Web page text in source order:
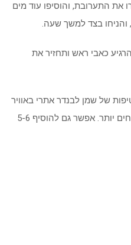
את התערובת, והוסיפו עוד מים
בצד למשך שעה.
כאבי ראש ותחזיר את
אתם יכולים לאדות 10-12 טיפות של שמן לבנדר אתרי באוויר
כדי לסייע לכם להרגיש רגועים ונינוחים יותר. אפשר גם להוסיף 5-6